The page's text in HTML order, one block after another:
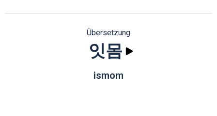
Übersetzung
잇몸
ismom